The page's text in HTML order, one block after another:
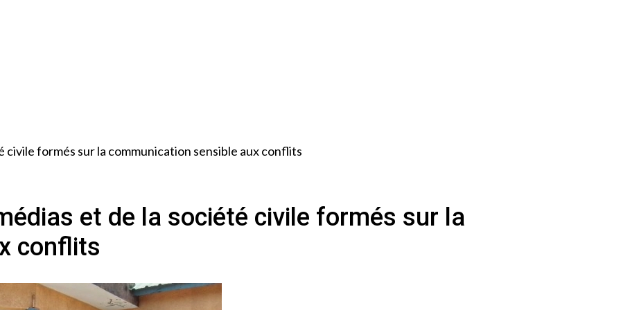
civile formés sur la communication sensible aux conflits
et de la société civile formés sur la
conflits